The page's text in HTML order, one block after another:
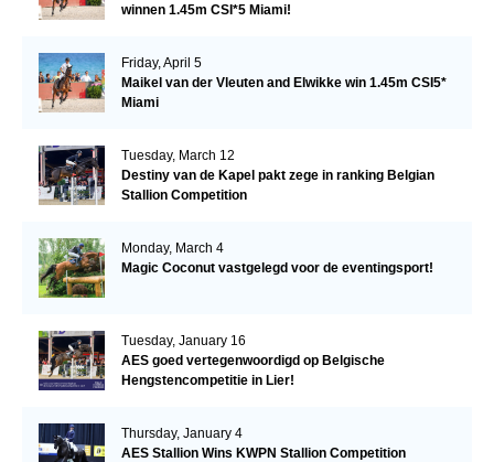
winnen 1.45m CSI*5 Miami!
Friday, April 5
Maikel van der Vleuten and Elwikke win 1.45m CSI5*
Miami
Tuesday, March 12
Destiny van de Kapel pakt zege in ranking Belgian
Stallion Competition
Monday, March 4
Magic Coconut vastgelegd voor de eventingsport!
Tuesday, January 16
AES goed vertegenwoordigd op Belgische
Hengstencompetitie in Lier!
Thursday, January 4
AES Stallion Wins KWPN Stallion Competition